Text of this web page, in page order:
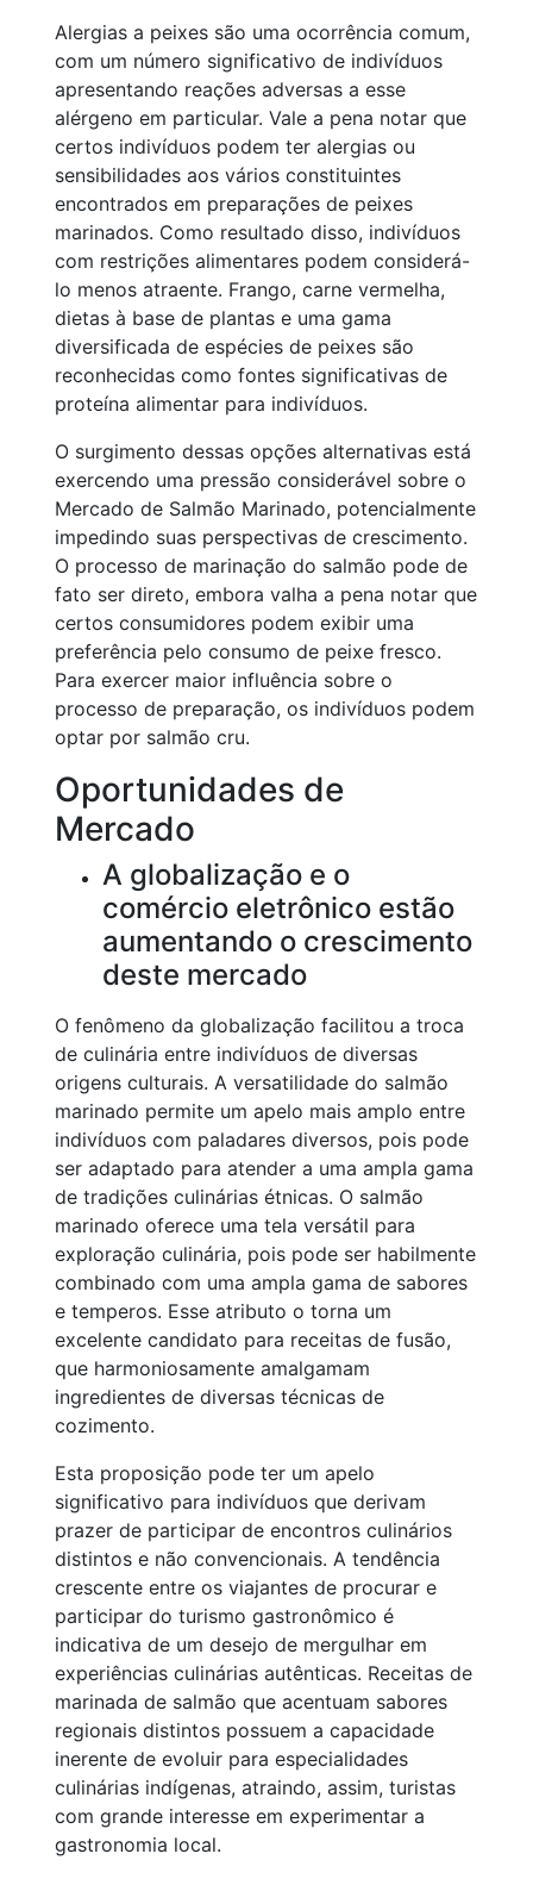
Alergias a peixes são uma ocorrência comum,
com um número significativo de indivíduos
apresentando reações adversas a esse
alérgeno em particular. Vale a pena notar que
certos indivíduos podem ter alergias ou
sensibilidades aos vários constituintes
encontrados em preparações de peixes
marinados. Como resultado disso, indivíduos
com restrições alimentares podem considerá-
lo menos atraente. Frango, carne vermelha,
dietas à base de plantas e uma gama
diversificada de espécies de peixes são
reconhecidas como fontes significativas de
proteína alimentar para indivíduos.
O surgimento dessas opções alternativas está
exercendo uma pressão considerável sobre o
Mercado de Salmão Marinado, potencialmente
impedindo suas perspectivas de crescimento.
O processo de marinação do salmão pode de
fato ser direto, embora valha a pena notar que
certos consumidores podem exibir uma
preferência pelo consumo de peixe fresco.
Para exercer maior influência sobre o
processo de preparação, os indivíduos podem
optar por salmão cru.
Oportunidades de
Mercado
A globalização e o
comércio eletrônico estão
aumentando o crescimento
deste mercado
O fenômeno da globalização facilitou a troca
de culinária entre indivíduos de diversas
origens culturais. A versatilidade do salmão
marinado permite um apelo mais amplo entre
indivíduos com paladares diversos, pois pode
ser adaptado para atender a uma ampla gama
de tradições culinárias étnicas. O salmão
marinado oferece uma tela versátil para
exploração culinária, pois pode ser habilmente
combinado com uma ampla gama de sabores
e temperos. Esse atributo o torna um
excelente candidato para receitas de fusão,
que harmoniosamente amalgamam
ingredientes de diversas técnicas de
cozimento.
Esta proposição pode ter um apelo
significativo para indivíduos que derivam
prazer de participar de encontros culinários
distintos e não convencionais. A tendência
crescente entre os viajantes de procurar e
participar do turismo gastronômico é
indicativa de um desejo de mergulhar em
experiências culinárias autênticas. Receitas de
marinada de salmão que acentuam sabores
regionais distintos possuem a capacidade
inerente de evoluir para especialidades
culinárias indígenas, atraindo, assim, turistas
com grande interesse em experimentar a
gastronomia local.